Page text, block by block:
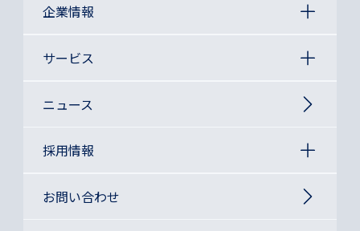
企業情報
サービス
ニュース
採用情報
お問い合わせ